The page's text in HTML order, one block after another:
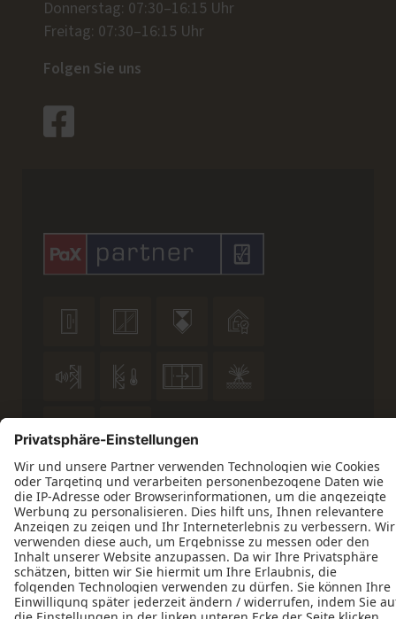
Donnerstag: 07:30–16:15 Uhr
Freitag: 07:30–16:15 Uhr
Folgen Sie uns
  
   
 
Datenschutz Impressum
Kontakt
ift-zertifiziert
© 2026